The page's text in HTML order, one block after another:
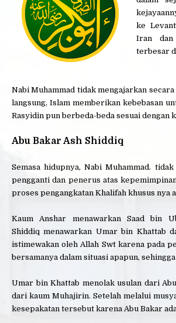
ke
Iran dan
terbesar
Nabi Muhammad tidak mengajarkan
langsung, Islam memberikan kebebasan
Rasyidin pun berbeda-beda sesuai
Abu Bakar Ash Shiddiq
Semasa hidupnya, Nabi Muhammad.
pengganti dan penerus atas
proses pengangkatan Khalifah khusus nya
Kaum Anshar menawarkan Saad bin
Shiddiq menawarkan Umar bin Khattab
istimewakan oleh Allah Swt karena pada
bersamanya dalam situasi apapun,
Umar bin Khattab menolak usulan dari
dari kaum Muhajirin. Setelah melalui
kesepakatan tersebut karena Abu Bakar